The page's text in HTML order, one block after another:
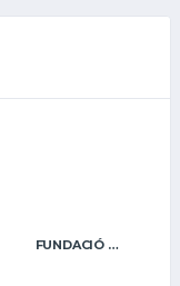
FUNDACIÓ CAIXA RURAL VILA-REAL